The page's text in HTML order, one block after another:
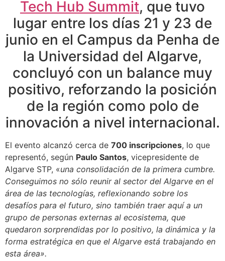
Tech Hub Summit, que tuvo
lugar entre los días 21 y 23 de
junio en el Campus da Penha de
la Universidad del Algarve,
concluyó con un balance muy
positivo, reforzando la posición
de la región como polo de
innovación a nivel internacional.
El evento alcanzó cerca de 700 inscripciones, lo que
representó, según Paulo Santos, vicepresidente de
Algarve STP, «una consolidación de la primera cumbre.
Conseguimos no sólo reunir al sector del Algarve en el
área de las tecnologías, reflexionando sobre los
desafíos para el futuro, sino también traer aquí a un
grupo de personas externas al ecosistema, que
quedaron sorprendidas por lo positivo, la dinámica y la
forma estratégica en que el Algarve está trabajando en
esta área».